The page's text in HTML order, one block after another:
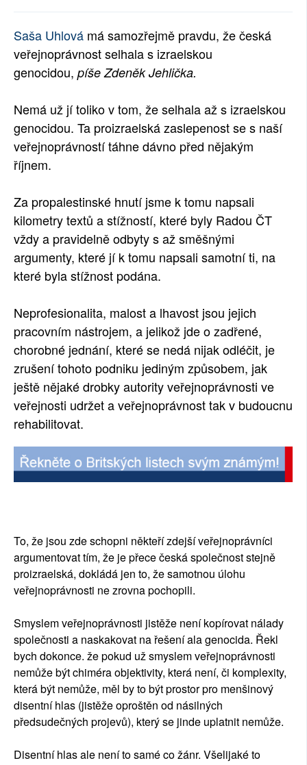
Saša Uhlová má samozřejmě pravdu, že česká
veřejnoprávnost selhala s izraelskou
genocidou, píše Zdeněk Jehlička.
Nemá už jí toliko v tom, že selhala až s izraelskou
genocidou. Ta proizraelská zaslepenost se s naší
veřejnoprávností táhne dávno před nějakým
říjnem.
Za propalestinské hnutí jsme k tomu napsali
kilometry textů a stížností, které byly Radou ČT
vždy a pravidelně odbyty s až směšnými
argumenty, které jí k tomu napsali samotní ti, na
které byla stížnost podána.
Neprofesionalita, malost a lhavost jsou jejich
pracovním nástrojem, a jelikož jde o zadřené,
chorobné jednání, které se nedá nijak odléčit, je
zrušení tohoto podniku jediným způsobem, jak
ještě nějaké drobky autority veřejnoprávnosti ve
veřejnosti udržet a veřejnoprávnost tak v budoucnu
rehabilitovat.
To, že jsou zde schopni někteří zdejší veřejnoprávníci
argumentovat tím, že je přece česká společnost stejně
proizraelská, dokládá jen to, že samotnou úlohu
veřejnoprávnosti ne zrovna pochopili.
Smyslem veřejnoprávnosti jistěže není kopírovat nálady
společnosti a naskakovat na řešení ala genocida. Řekl
bych dokonce. že pokud už smyslem veřejnoprávnosti
nemůže být chiméra objektivity, která není, či komplexity,
která být nemůže, měl by to být prostor pro menšinový
disentní hlas (jistěže oproštěn od násilných
předsudečných projevů), který se jinde uplatnit nemůže.
Disentní hlas ale není to samé co žánr. Všelijaké to